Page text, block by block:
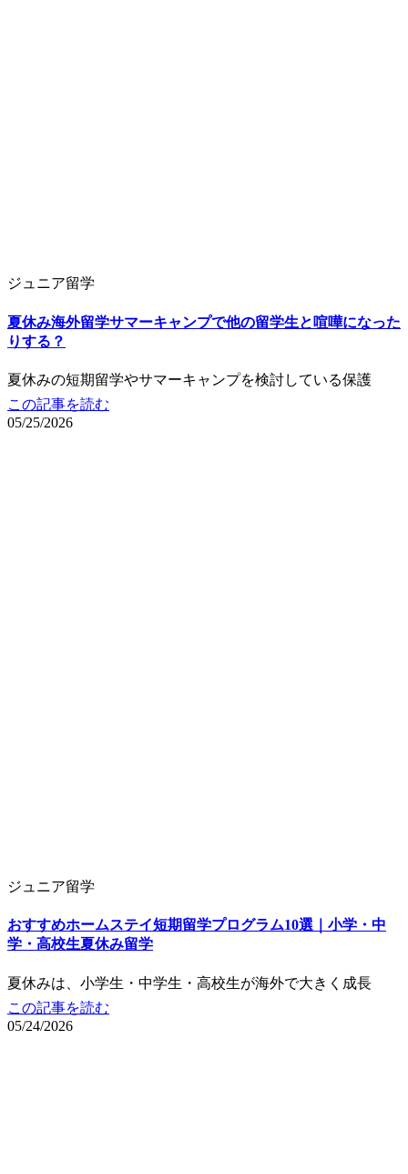
ジュニア留学
夏休み海外留学サマーキャンプで他の留学生と喧嘩になった
りする？
夏休みの短期留学やサマーキャンプを検討している保護
この記事を読む
05/25/2026
ジュニア留学
おすすめホームステイ短期留学プログラム10選｜小学・中
学・高校生夏休み留学
夏休みは、小学生・中学生・高校生が海外で大きく成長
この記事を読む
05/24/2026